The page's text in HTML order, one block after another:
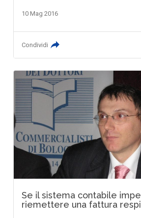
10 Mag 2016
Condividi
Se il sistema contabile
riemettere una fattura